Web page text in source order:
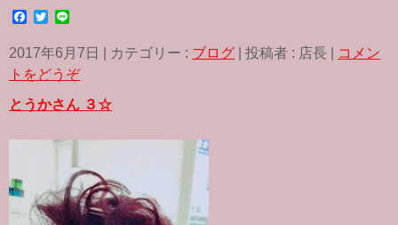
c
e
b
o
k
T
i
t
t
r
n
e
2017年6月7日 カテゴリー : ブログ 投稿者 : 店長
コメン
トをどうぞ
とうかさん ３☆